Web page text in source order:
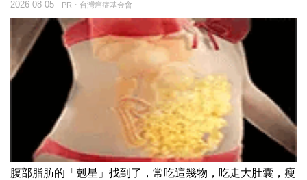
PR・台灣癌症基金會
2026-08-05
腹部脂肪的「剋星」找到了，常吃這幾物，吃走大肚囊，瘦